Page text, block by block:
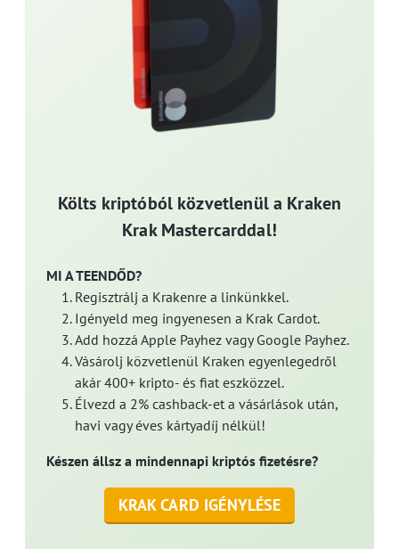
Költs kriptóból közvetlenül a Kraken
Krak Mastercarddal!
MI A TEENDŐD?
Regisztrálj a Krakenre a linkünkkel.
Igényeld meg ingyenesen a Krak Cardot.
Add hozzá Apple Payhez vagy Google Payhez.
Vásárolj közvetlenül Kraken egyenlegedről
akár 400+ kripto- és fiat eszközzel.
Élvezd a 2% cashback-et a vásárlások után,
havi vagy éves kártyadíj nélkül!
Készen állsz a mindennapi kriptós fizetésre?
KRAK CARD IGÉNYLÉSE